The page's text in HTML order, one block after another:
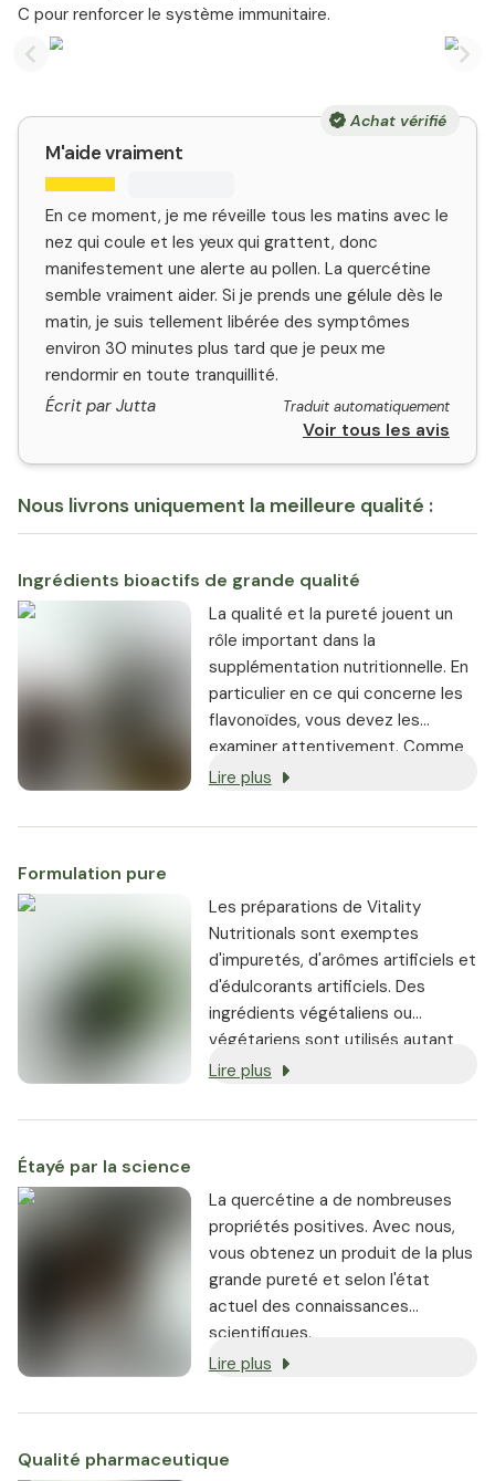
C pour renforcer le système immunitaire.
Previous slide
Achat vérifié
M'aide vraiment
En ce moment, je me réveille tous les matins avec le
nez qui coule et les yeux qui grattent, donc
manifestement une alerte au pollen. La quercétine
semble vraiment aider. Si je prends une gélule dès le
matin, je suis tellement libérée des symptômes
environ 30 minutes plus tard que je peux me
rendormir en toute tranquillité.
Écrit par Jutta
Traduit automatiquement
Voir tous les avis
Nous livrons uniquement la meilleure qualité :
Ingrédients bioactifs de grande qualité
La qualité et la pureté jouent un
rôle important dans la
supplémentation nutritionnelle. En
particulier en ce qui concerne les
flavonoïdes, vous devez les
examiner attentivement. Comme
l'écrit le centre de conseil aux
dose qui compte[1]. Les
corps à rester sain et résistant.
Les mauvaises substances, en
revanche, ont l'effet inverse. Nous
savons ce qui est important dans
la production de substances
vitales. Il va sans dire que tous nos
produits ont été testés et
compétentes. Notre
nous tient à cœur. Par
conséquent, assurez-vous
toujours que vos compléments
alimentaires sont conformes à la
réglementation en vigueur ! Nos
produits ne contiennent que ce
qu'ils sont censés contenir. Par
quercétine est sans danger pour
cas de doute, nous vous
Lire plus
Formulation pure
Les préparations de Vitality
Nutritionals sont exemptes
d'impuretés, d'arômes artificiels et
d'édulcorants artificiels. Des
ingrédients végétaliens ou
végétariens sont utilisés autant
que possible, et chaque produit
Lire plus
Étayé par la science
La quercétine a de nombreuses
propriétés positives. Avec nous,
vous obtenez un produit de la plus
grande pureté et selon l'état
actuel des connaissances
scientifiques.
Lire plus
Qualité pharmaceutique